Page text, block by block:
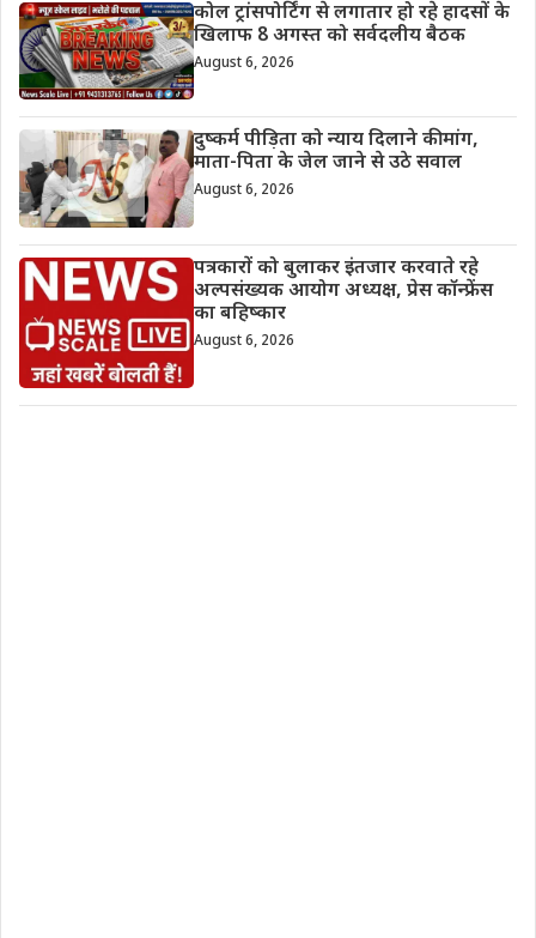
कोल ट्रांसपोर्टिंग से लगातार हो रहे हादसों के
खिलाफ 8 अगस्त को सर्वदलीय बैठक
August 6, 2026
दुष्कर्म पीड़िता को न्याय दिलाने की मांग,
माता-पिता के जेल जाने से उठे सवाल
August 6, 2026
पत्रकारों को बुलाकर इंतजार करवाते रहे
अल्पसंख्यक आयोग अध्यक्ष, प्रेस कॉन्फ्रेंस
का बहिष्कार
August 6, 2026